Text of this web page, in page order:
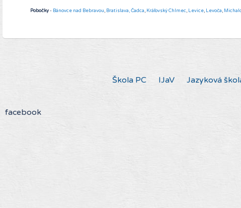
Pobočky- Bánovce nad Bebravou, Bratislava,Čadca, Kráľovský Chlmec, Levice, Levoča,
Škola PC IJaV Jazyková
facebook